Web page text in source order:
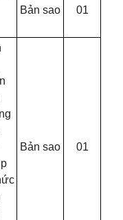
Bản sao 01
Bản sao 01